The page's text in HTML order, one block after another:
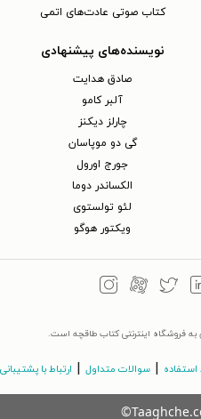
کتاب صوتی عادت‌های اتمی
نویسنده‌های پیشنهادی
صادق هدایت
آلبر کامو
چارلز دیکنز
گی دو موپاسان
جورج اورول
الکساندر دوما
لئو تولستوی
ویکتور هوگو
فروشگاه اینترنتی کتاب طاقچه است.
سوالات متداول ارتباط با پشتیبانی